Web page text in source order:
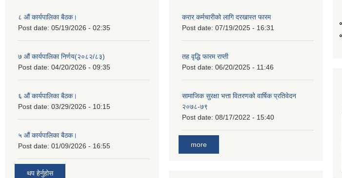
८ औं कार्यपालिका बैठक।
Post date: 05/19/2026 - 02:35
७ औं कार्यपालिका निर्णय(२०८२/८३)
Post date: 04/20/2026 - 09:35
६ औं कार्यपालिका बैठक।
Post date: 03/29/2026 - 10:15
५ औं कार्यपालिका बैठक।
Post date: 01/09/2026 - 16:55
थप हेर्नुहोस
करार कर्मचारीको लागि दरखास्त फारम
Post date: 07/19/2025 - 16:31
तह वृद्धि फारम राप्ती
Post date: 06/20/2025 - 11:46
सामाजिक सुरक्षा भत्ता वितरणको वार्षिक प्रतिवेदन
२०७८-७९
Post date: 08/17/2022 - 15:40
more